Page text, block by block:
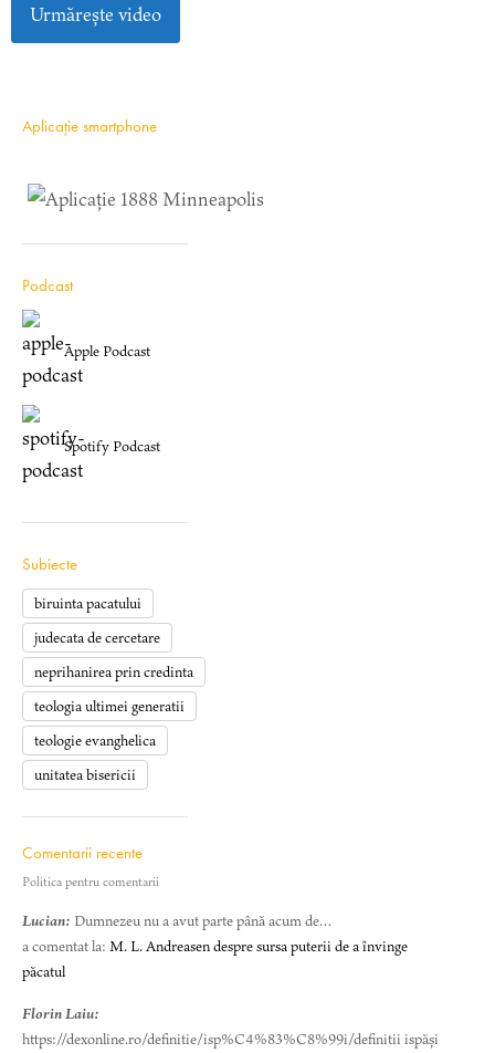
Urmărește video
Aplicație smartphone
Podcast
Apple Podcast
Spotify Podcast
Subiecte
biruinta pacatului
judecata de cercetare
neprihanirea prin credinta
teologia ultimei generatii
teologie evanghelica
unitatea bisericii
Comentarii recente
Politica pentru comentarii
Lucian: Dumnezeu nu a avut parte până acum de…
a comentat la: M. L. Andreasen despre sursa puterii de a învinge
păcatul
Florin Laiu:
https://dexonline.ro/definitie/isp%C4%83%C8%99i/definitii ispăși